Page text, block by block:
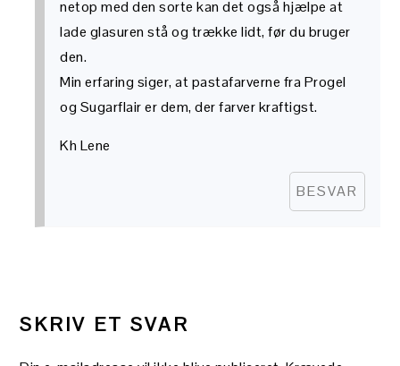
netop med den sorte kan det også hjælpe at
lade glasuren stå og trække lidt, før du bruger
den.
Min erfaring siger, at pastafarverne fra Progel
og Sugarflair er dem, der farver kraftigst.
Kh Lene
BESVAR
SKRIV ET SVAR